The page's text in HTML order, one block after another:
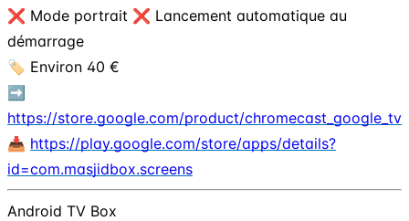
❌ Mode portrait ❌ Lancement automatique au
démarrage
🏷️ Environ 40 €
➡️
https://store.google.com/product/chromecast_google_tv
📥 https://play.google.com/store/apps/details?
id=com.masjidbox.screens
Android TV Box